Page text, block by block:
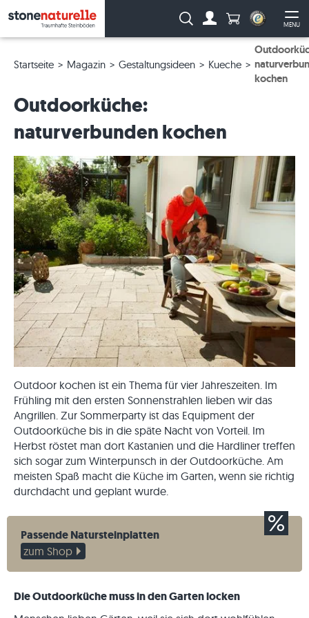
MENU
Suche: Anzahl
Startseite Magazin Gestaltungsideen Kueche
kochen
Outdoorküche:
naturverbunden kochen
Outdoor kochen ist ein Thema für vier Jahreszeiten. Im
Frühling mit den ersten Sonnenstrahlen lieben wir das
Angrillen. Zur Sommerparty ist das Equipment der
Outdoorküche bis in die späte Nacht von Vorteil. Im
Herbst röstet man dort Kastanien und die Hardliner treffen
sich sogar zum Winterpunsch in der Outdoorküche. Am
meisten Spaß macht die Küche im Garten, wenn sie richtig
durchdacht und geplant wurde.
Passende Natursteinplatten
zum Shop
Die Outdoorküche muss in den Garten locken